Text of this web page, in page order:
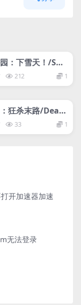
支持网络联机
：下雪天！/SO
SNOW DA
络联机
212 1
网盘下载游戏
狂杀末路/Deadl
Roadtrip
33 1
开加速器加速
无法登录